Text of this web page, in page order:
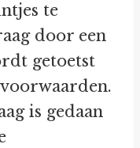
te
door een
getoetst
is gedaan